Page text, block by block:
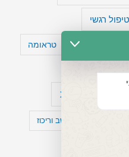
טיפול רגשי
טעויות חשיבה טראומה
עיצות
להפרעת קשב וריכוז